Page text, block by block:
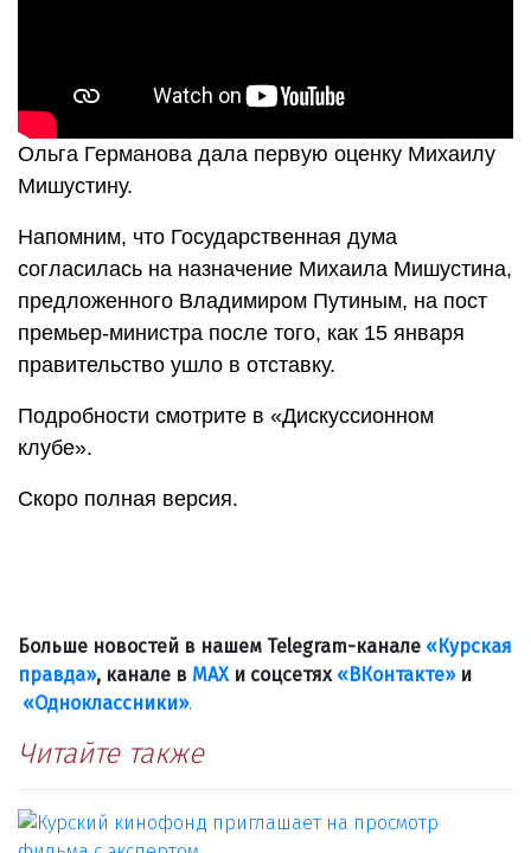
Ольга Германова дала первую оценку Михаилу
Мишустину.
Напомним, что Государственная дума
согласилась на назначение Михаила Мишустина,
предложенного Владимиром Путиным, на пост
премьер-министра после того, как 15 января
правительство ушло в отставку.
Подробности смотрите в «Дискуссионном
клубе».
Скоро полная версия.
Больше новостей в нашем Telegram-канале «Курская
правда», канале в МАХи соцсетях «ВКонтакте»и
«Одноклассники».
Читайте также